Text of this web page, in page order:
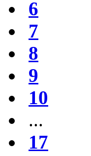
6
7
8
9
10
...
17